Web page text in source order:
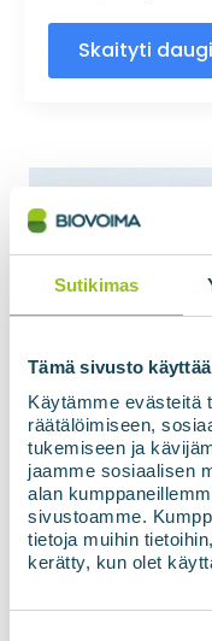
Sutikimas
Tämä sivusto
Käytämme evästeitä
räätälöimiseen,
tukemiseen ja
jaamme sosiaalisen
alan
sivustoamme.
tietoja muihin
kerätty, kun olet
Skaityti